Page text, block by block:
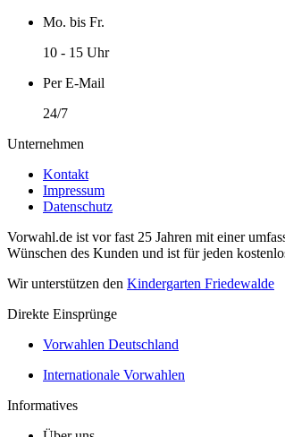
Mo. bis Fr.
10 - 15 Uhr
Per E-Mail
24/7
Unternehmen
Kontakt
Impressum
Datenschutz
Vorwahl.de ist vor fast 25 Jahren mit einer
Wünschen des Kunden und ist für jeden
Wir unterstützen den Kindergarten Friedewalde
Direkte Einsprünge
Vorwahlen Deutschland
Internationale Vorwahlen
Informatives